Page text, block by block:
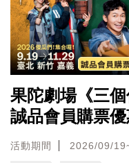
果陀劇場《三個
誠品會員購票
活動期間 2026/09/